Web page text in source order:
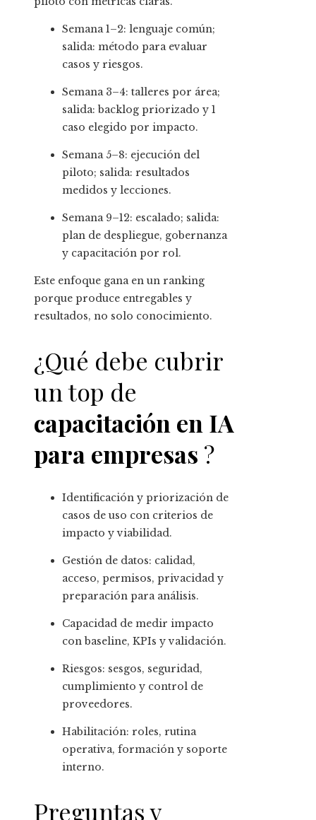
Semana 1–2: lenguaje común;
salida: método para evaluar
casos y riesgos.
Semana 3–4: talleres por área;
salida: backlog priorizado y 1
caso elegido por impacto.
Semana 5–8: ejecución del
piloto; salida: resultados
medidos y lecciones.
Semana 9–12: escalado; salida:
plan de despliegue, gobernanza
y capacitación por rol.
Este enfoque gana en un ranking
porque produce entregables y
resultados, no solo conocimiento.
¿Qué debe cubrir
un top de
capacitación en IA
para empresas ?
Identificación y priorización de
casos de uso con criterios de
impacto y viabilidad.
Gestión de datos: calidad,
acceso, permisos, privacidad y
preparación para análisis.
Capacidad de medir impacto
con baseline, KPIs y validación.
Riesgos: sesgos, seguridad,
cumplimiento y control de
proveedores.
Habilitación: roles, rutina
operativa, formación y soporte
interno.
Preguntas y